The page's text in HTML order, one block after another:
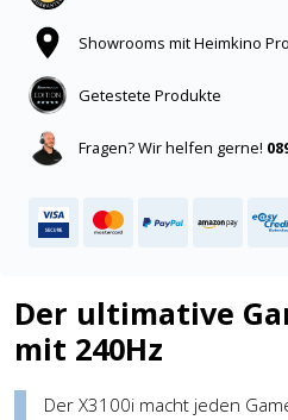
Showrooms mit Heimkino
Getestete Produkte
Fragen? Wir helfen gerne!
Der ultimative
mit 240Hz
Der X3100i macht jeden